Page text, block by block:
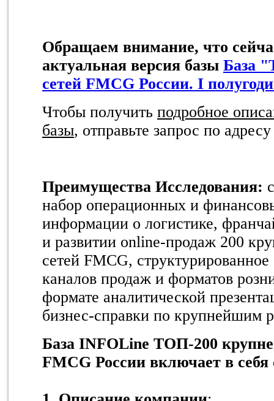
Обращаем внимание, что
актуальная версия базы База
сетей FMCG России. I
Чтобы получить подробное
базы, отправьте запрос по
Преимущества Исследования:
набор операционных и
информации о логистике,
и развитии online-продаж 200
сетей FMCG,
каналов продаж и форматов
формате аналитической
бизнес-справки по крупнейшим
База INFOLine ТОП-200
FMCG России включает в